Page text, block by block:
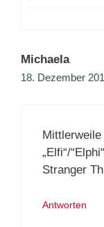
Michaela
18. Dezember
„Elfi“/
Stranger
Antworten